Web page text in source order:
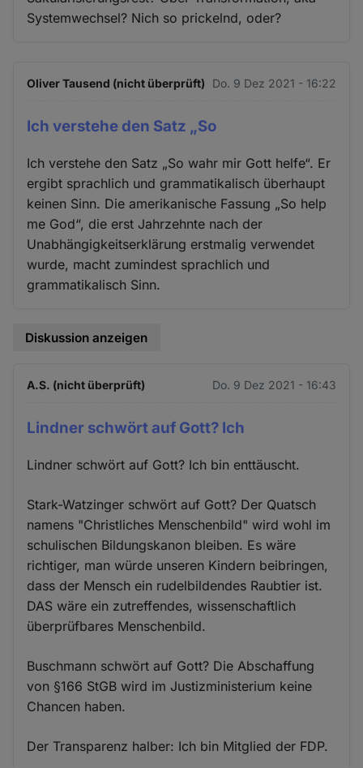
Systemwechsel? Nich so prickelnd, oder?
Oliver Tausend (nicht überprüft) Do. 9 Dez 2021 - 16:22
Ich verstehe den Satz „So
Ich verstehe den Satz „So wahr mir Gott helfe“. Er
ergibt sprachlich und grammatikalisch überhaupt
keinen Sinn. Die amerikanische Fassung „So help
me God“, die erst Jahrzehnte nach der
Unabhängigkeitserklärung erstmalig verwendet
wurde, macht zumindest sprachlich und
grammatikalisch Sinn.
Diskussion anzeigen
A.S. (nicht überprüft) Do. 9 Dez 2021 - 16:43
Lindner schwört auf Gott? Ich
Lindner schwört auf Gott? Ich bin enttäuscht.
Stark-Watzinger schwört auf Gott? Der Quatsch
namens "Christliches Menschenbild" wird wohl im
schulischen Bildungskanon bleiben. Es wäre
richtiger, man würde unseren Kindern beibringen,
dass der Mensch ein rudelbildendes Raubtier ist.
DAS wäre ein zutreffendes, wissenschaftlich
überprüfbares Menschenbild.
Buschmann schwört auf Gott? Die Abschaffung
von §166 StGB wird im Justizministerium keine
Chancen haben.
Der Transparenz halber: Ich bin Mitglied der FDP.